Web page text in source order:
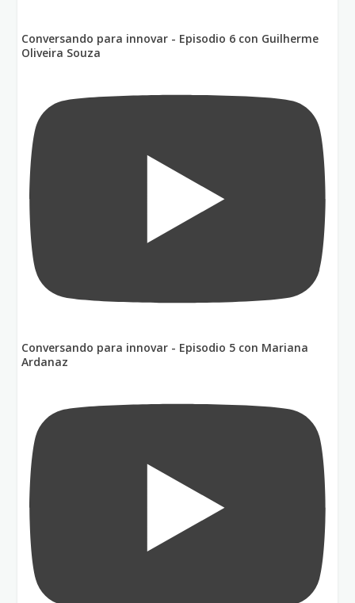
Conversando para innovar - Episodio 6 con Guilherme
Oliveira Souza
Conversando para innovar - Episodio 5 con Mariana
Ardanaz